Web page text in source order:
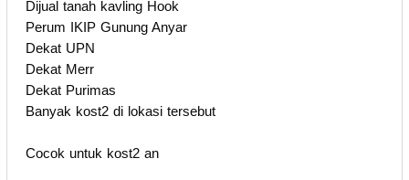
Dijual tanah kavling Hook
Perum IKIP Gunung Anyar
Dekat UPN
Dekat Merr
Dekat Purimas
Banyak kost2 di lokasi tersebut
Cocok untuk kost2 an